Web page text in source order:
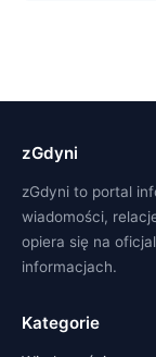
zGdyni
zGdyni to portal
wiadomości,
opiera się na
informacjach.
Kategorie